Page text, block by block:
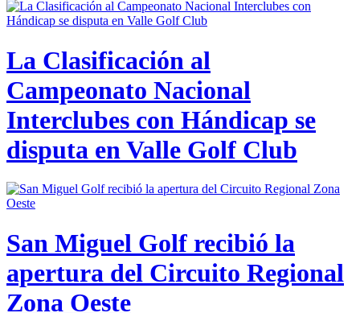
La Clasificación al
Campeonato Nacional
Interclubes con Hándicap se
disputa en Valle Golf Club
San Miguel Golf recibió la
apertura del Circuito Regional
Zona Oeste